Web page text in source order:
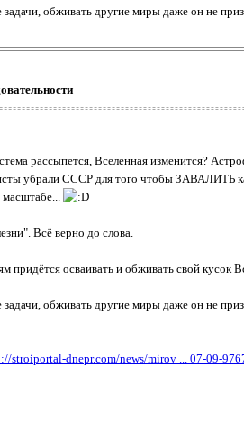
обживать другие миры даже он не
рассыпется, Вселенная изменится?
СССР для того чтобы ЗАВАЛИТЬ
Всё верно до слова.
придётся осваивать и обживать свой
обживать другие миры даже он не
stroiportal-dnepr.com/news/mirov ... 07-09-